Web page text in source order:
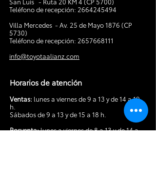
Teléfono de recepción: 2664245494
Villa Mercedes - Av. 25 de Mayo 1876 (CP
5730)
Teléfono de recepción: 2657668111
info@toyotaalianz.com
Horarios de atención
Ventas: lunes a viernes de 9 a 13 y de 14 a 19
h.
Sábados de 9 a 13 y de 15 a 18 h.
Posventa:lunes a viernes de 8 a 13 y de 14 a